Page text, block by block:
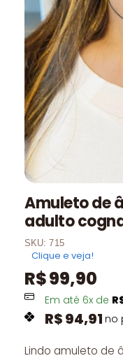
Amuleto de
adulto
SKU: 715
Clique e veja!
R$99,90
Em até 6x de
R$94,91 no
Lindo amuleto de